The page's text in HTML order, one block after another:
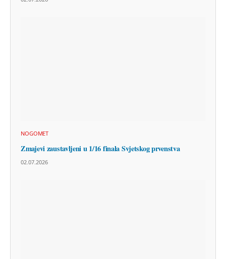
NOGOMET
Zmajevi zaustavljeni u 1/16 finala Svjetskog prvenstva
02.07.2026